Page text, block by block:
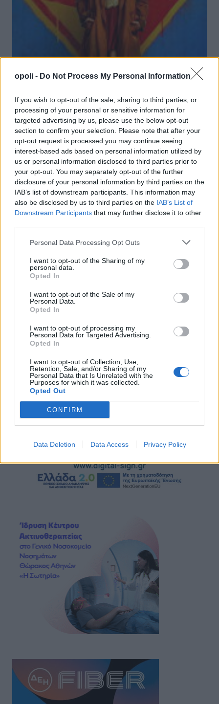
opoli - Do Not Process My Personal Information
If you wish to opt-out of the sale, sharing to third parties, or
processing of your personal or sensitive information for
targeted advertising by us, please use the below opt-out
section to confirm your selection. Please note that after your
opt-out request is processed you may continue seeing
interest-based ads based on personal information utilized by
us or personal information disclosed to third parties prior to
your opt-out. You may separately opt-out of the further
disclosure of your personal information by third parties on the
IAB’s list of downstream participants. This information may
also be disclosed by us to third parties on the IAB’s List of
Downstream Participants that may further disclose it to other
Personal Data Processing Opt Outs
I want to opt-out of the Sharing of my
personal data.
Opted In
I want to opt-out of the Sale of my
Personal Data.
Opted In
I want to opt-out of processing my
Personal Data for Targeted Advertising.
Opted In
I want to opt-out of Collection, Use,
Retention, Sale, and/or Sharing of my
Personal Data that Is Unrelated with the
Purposes for which it was collected.
Opted Out
CONFIRM
Data Deletion Data Access Privacy Policy
Νάουσα:Με 2 ταινίες συνεχίζεται ο κινηματογράφος
στο Θερινό Δημοτικό Θέατρο
Πέμπτη, 6 Αυγούστου 2026 11:30 ΠΜ
Προσωρινή διακοπή τηλεφωνίας και διαδικτυακών
υπηρεσιών στη Διεύθυνση Μεταφορών και
Πέμπτη, 6 Αυγούστου 2026 10:30 ΠΜ